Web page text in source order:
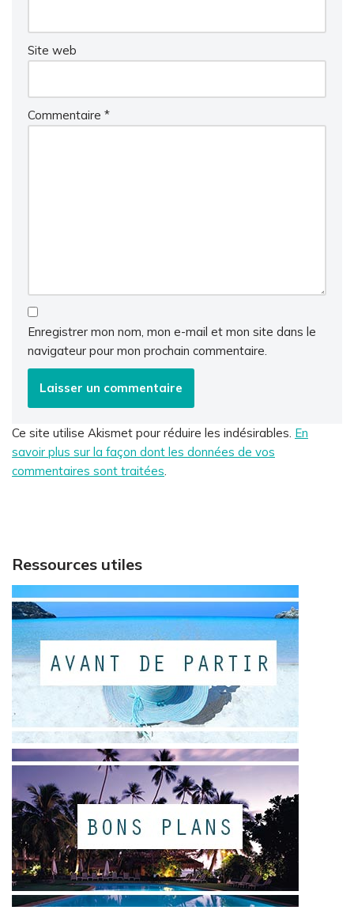
Site web
Commentaire *
Enregistrer mon nom, mon e-mail et mon site dans le
navigateur pour mon prochain commentaire.
Ce site utilise Akismet pour réduire les indésirables. En
savoir plus sur la façon dont les données de vos
commentaires sont traitées
Ressources utiles